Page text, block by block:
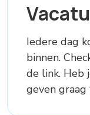
Iedere dag
binnen.
de link. Heb
geven